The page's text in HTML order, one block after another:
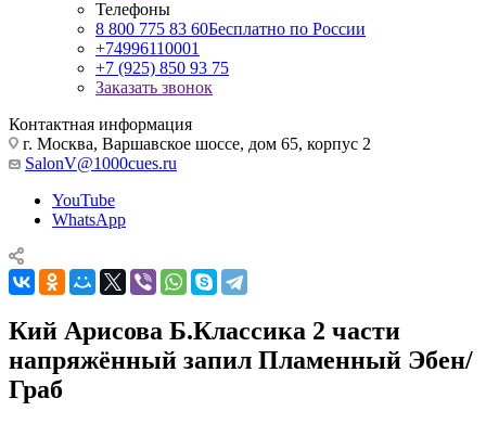
Телефоны
8 800 775 83 60Бесплатно по России
+74996110001
+7 (925) 850 93 75
Заказать звонок
Контактная информация
г. Москва, Варшавское шоссе, дом 65, корпус 2
SalonV@1000cues.ru
YouTube
WhatsApp
Кий Арисова Б.Классика 2 части
напряжённый запил Пламенный Эбен/
Граб